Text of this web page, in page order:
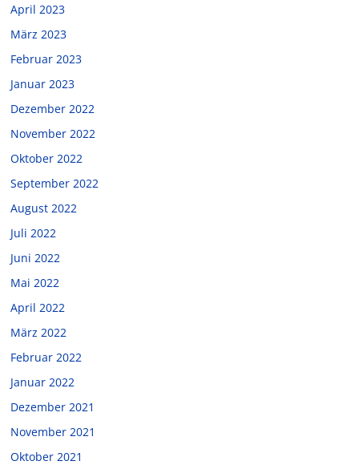
April 2023
März 2023
Februar 2023
Januar 2023
Dezember 2022
November 2022
Oktober 2022
September 2022
August 2022
Juli 2022
Juni 2022
Mai 2022
April 2022
März 2022
Februar 2022
Januar 2022
Dezember 2021
November 2021
Oktober 2021